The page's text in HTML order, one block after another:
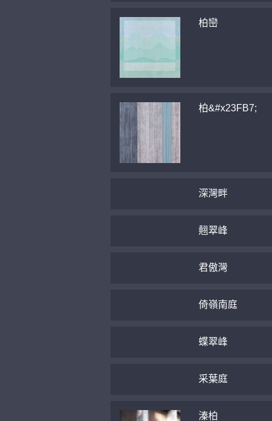
柏巒
柏&#x23FB7;
深灣畔
翹翠峰
君傲灣
倚嶺南庭
蝶翠峰
采葉庭
溱柏